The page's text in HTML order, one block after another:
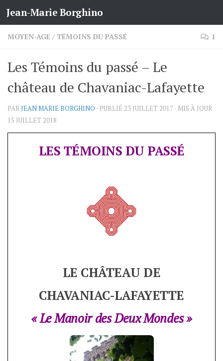
Skip to content
Jean-Marie Borghino
MOYEN-AGE / TÉMOINS DU PASSÉ 1
Les Témoins du passé – Le
château de Chavaniac-Lafayette
PARJEAN MARIE BORGHINO · PUBLIÉ 23 JUILLET 2017 · MIS À JOUR
15 JUILLET 2018
LES TÉMOINS DU PASSÉ
LE CHÂTEAU DE
CHAVANIAC-LAFAYETTE
« Le Manoir des Deux Mondes »